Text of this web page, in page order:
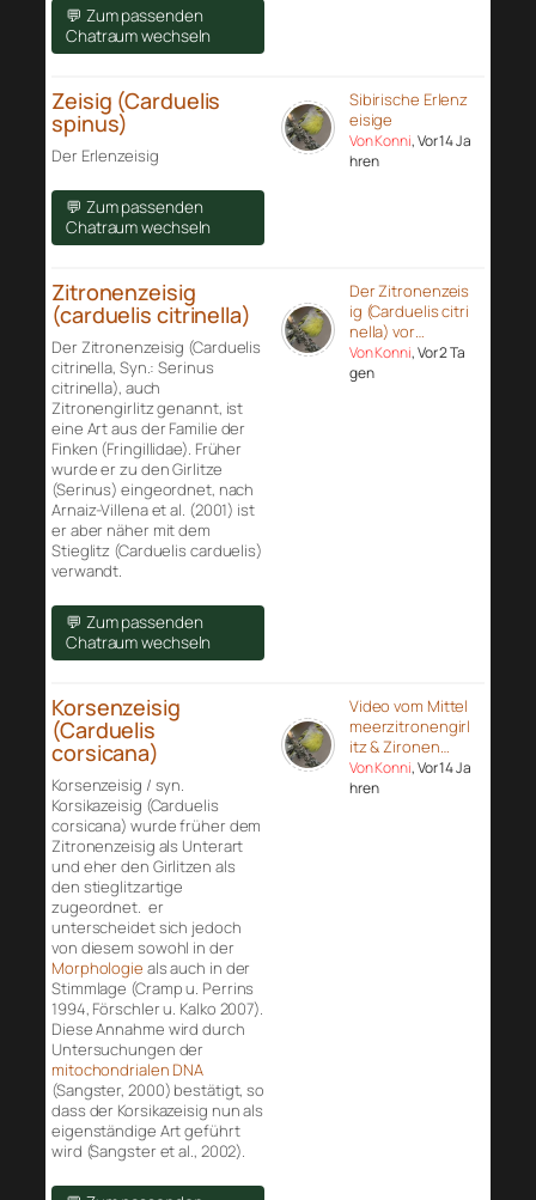
💬 Zum passenden
Chatraum wechseln
Zeisig (Carduelis
spinus)
Der Erlenzeisig
💬 Zum passenden
Chatraum wechseln
Sibirische Erlenz
eisige
Von Konni, Vor 14 Ja
hren
Zitronenzeisig
(carduelis citrinella)
Der Zitronenzeisig (Carduelis
citrinella, Syn.: Serinus
citrinella), auch
Zitronengirlitz genannt, ist
eine Art aus der Familie der
Finken (Fringillidae). Früher
wurde er zu den Girlitze
(Serinus) eingeordnet, nach
Arnaiz-Villena et al. (2001) ist
er aber näher mit dem
Stieglitz (Carduelis carduelis)
verwandt.
💬 Zum passenden
Chatraum wechseln
Der Zitronenzeis
ig (Carduelis citri
nella) vor…
Von Konni, Vor 2 Ta
gen
Korsenzeisig
(Carduelis
corsicana)
Korsenzeisig / syn.
Korsikazeisig (Carduelis
corsicana) wurde früher dem
Zitronenzeisig als Unterart
und eher den Girlitzen als
den stieglitzartige
zugeordnet. er
unterscheidet sich jedoch
von diesem sowohl in der
Morphologie als auch in der
Stimmlage (Cramp u. Perrins
1994, Förschler u. Kalko 2007).
Diese Annahme wird durch
Untersuchungen der
mitochondrialen DNA
(Sangster, 2000) bestätigt, so
dass der Korsikazeisig nun als
eigenständige Art geführt
wird (Sangster et al., 2002).
Video vom Mittel
meerzitronengirl
itz & Zironen…
Von Konni, Vor 14 Ja
hren